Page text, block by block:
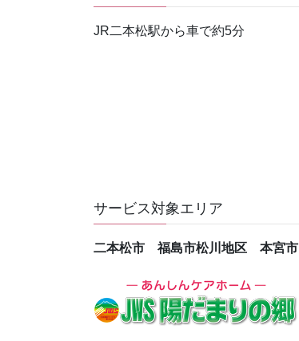
JR二本松駅から車で約5分
サービス対象エリア
二本松市 福島市松川地区 本宮市